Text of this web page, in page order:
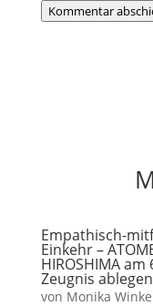
Kommentar
Empathisch-
Einkehr –
HIROSHIMA
Zeugnis ablegen
von Monika